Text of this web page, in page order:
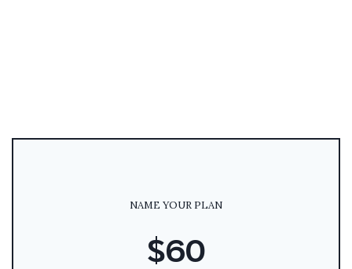
NAME YOUR PLAN
$60